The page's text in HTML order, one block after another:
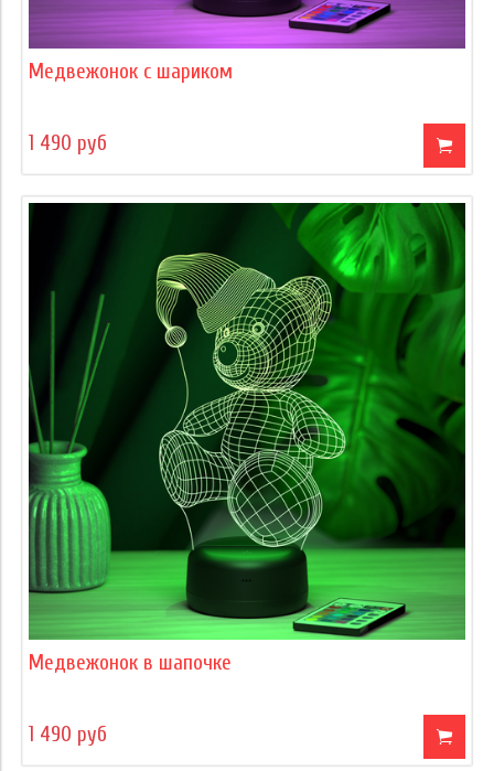
Медвежонок с шариком
1 490 руб
Медвежонок в шапочке
1 490 руб